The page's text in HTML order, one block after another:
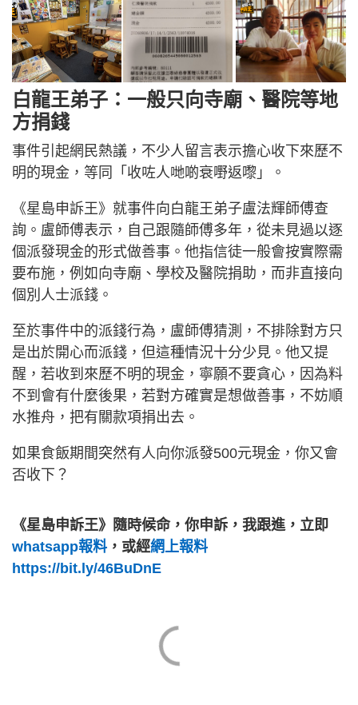
白龍王弟子：一般只向寺廟、醫院等地
方捐錢
事件引起網民熱議，不少人留言表示擔心收下來歷不
明的現金，等同「收咗人哋啲衰嘢返嚟」。
《星島申訴王》就事件向白龍王弟子盧法輝師傅查
詢。盧師傅表示，自己跟隨師傅多年，從未見過以逐
個派發現金的形式做善事。他指信徒一般會按實際需
要布施，例如向寺廟、學校及醫院捐助，而非直接向
個別人士派錢。
至於事件中的派錢行為，盧師傅猜測，不排除對方只
是出於開心而派錢，但這種情況十分少見。他又提
醒，若收到來歷不明的現金，寧願不要貪心，因為料
不到會有什麼後果，若對方確實是想做善事，不妨順
水推舟，把有關款項捐出去。
如果食飯期間突然有人向你派發500元現金，你又會
否收下？
《星島申訴王》隨時候命，你申訴，我跟進，立即
whatsapp報料，或經網上報料
https://bit.ly/46BuDnE